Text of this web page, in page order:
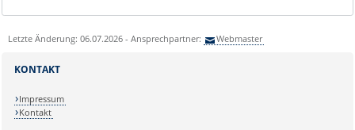
Letzte Änderung: 06.07.2026 - Ansprechpartner: Webmaster
KONTAKT
Impressum
Kontakt